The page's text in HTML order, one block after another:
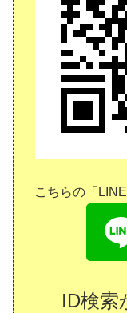
こちらの「
ID検索